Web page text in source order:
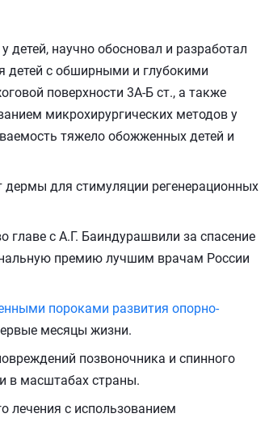
научно обосновал и разработал
детей с обширными и глубокими
поверхности 3А-Б ст., а также
микрохирургических методов у
тяжело обожженных детей и
для стимуляции регенерационных
главе с А.Г. Баиндурашвили за спасение
премию лучшим врачам России
пороками развития опорно-
месяцы жизни.
позвоночника и спинного
в масштабах страны.
лечения с использованием